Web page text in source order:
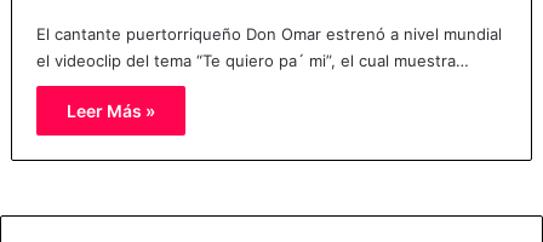
El cantante puertorriqueño Don Omar estrenó a nivel mundial
el videoclip del tema “Te quiero pa´ mi”, el cual muestra…
Leer Más »